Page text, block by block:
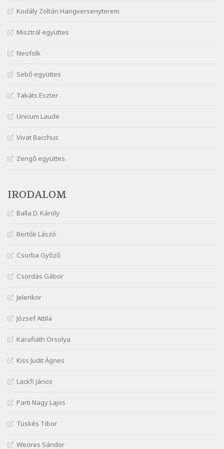
Szélkiáltó
Márai Sándor: Dalocska
Márai Sándor: Együgyű vers gyorsvonatban
Márai Sándor: Ez a kávéház
Szélkiáltó
Szélkiáltó
Márai Sándor: Hol vagyok?
Szélkiáltó
Márai Sándor: Ujjgyakorlat 8
Márai Sándor: Zsoltár
Mária Sándor: Hallgatás
Szélkiáltó
Szélkiáltó
Nagy Bandó András: Bagon át
Szélkiáltó
Nagy Bandó András: Botos tánc
Nagy Bandó András: Egérút
Szélkiáltó
Szélkiáltó
Nagy Bandó András: Hogyha egyszer
Kodály Zoltán Hangversenyterem
Misztrál együttes
Neofolk
Sebő együttes
Takáts Eszter
Unicum Laude
Vivat Bacchus
Zengő együttes
IRODALOM
Balla D. Károly
Bertók Lászó
Csorba Győző
Csordás Gábor
Jelenkor
József Attila
Karafiáth Orsolya
Kiss Judit Ágnes
Lackfi János
Parti Nagy Lajos
Tüskés Tibor
Weöres Sándor